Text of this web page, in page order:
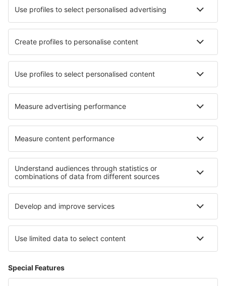
Ubytování in Colfiorito Ubytování in Glenaire
Ubytování in Baginton Ubytování v Grand Anse
Nejlepší ubytování - regiony
Ubytování na ostrově Sylt Ubytování v Porýní-Falci
Ubytování in Brandenburg Lake Plateau
Ubytování on Baltic Sea Coast Ubytování in Qena
Ubytování na Lolland-Falsteru Ubytování v Lotrinsku
Ubytování in Bory Tucholskie National Park
Ubytování na Menorce